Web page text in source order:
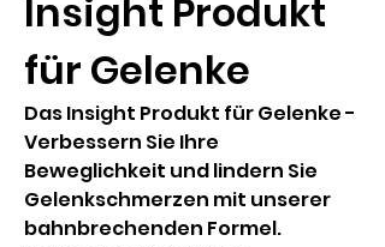
Insight Produkt
für Gelenke
Das Insight Produkt für Gelenke -
Verbessern Sie Ihre
Beweglichkeit und lindern Sie
Gelenkschmerzen mit unserer
bahnbrechenden Formel.